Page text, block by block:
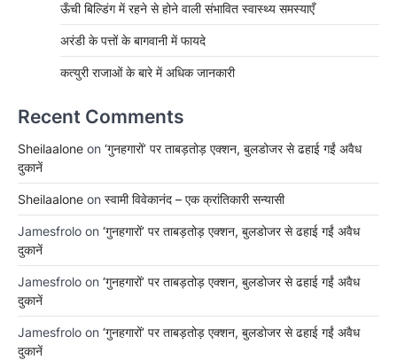
ऊँची बिल्डिंग में रहने से होने वाली संभावित स्वास्थ्य समस्याएँ
अरंडी के पत्तों के बागवानी में फायदे
कत्युरी राजाओं के बारे में अधिक जानकारी
Recent Comments
Sheilaalone on ‘गुनहगारों’ पर ताबड़तोड़ एक्शन, बुलडोजर से ढहाई गईं अवैध
दुकानें
Sheilaalone on स्वामी विवेकानंद – एक क्रांतिकारी सन्यासी
Jamesfrolo on ‘गुनहगारों’ पर ताबड़तोड़ एक्शन, बुलडोजर से ढहाई गईं अवैध
दुकानें
Jamesfrolo on ‘गुनहगारों’ पर ताबड़तोड़ एक्शन, बुलडोजर से ढहाई गईं अवैध
दुकानें
Jamesfrolo on ‘गुनहगारों’ पर ताबड़तोड़ एक्शन, बुलडोजर से ढहाई गईं अवैध
दुकानें